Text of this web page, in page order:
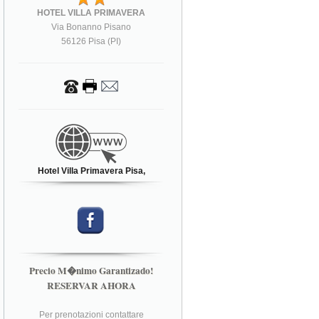
HOTEL VILLA PRIMAVERA
Via Bonanno Pisano
56126 Pisa (PI)
Hotel Villa Primavera Pisa,
Precio M�nimo Garantizado!
RESERVAR AHORA
Per prenotazioni contattare